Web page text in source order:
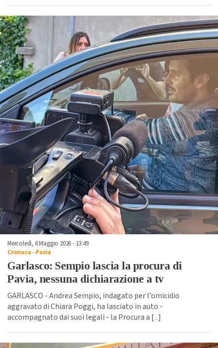
Mercoledì, 6 Maggio 2026 - 13:49
Cronaca- Pavia
Garlasco: Sempio lascia la procura di
Pavia, nessuna dichiarazione a tv
GARLASCO - Andrea Sempio, indagato per l’omicidio
aggravato di Chiara Poggi, ha lasciato in auto -
accompagnato dai suoi legali - la Procura a [...]